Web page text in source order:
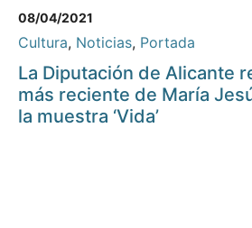
08/04/2021
Cultura, Noticias, Portada
La Diputación de Alicante
más reciente de María
la muestra ‘Vida’